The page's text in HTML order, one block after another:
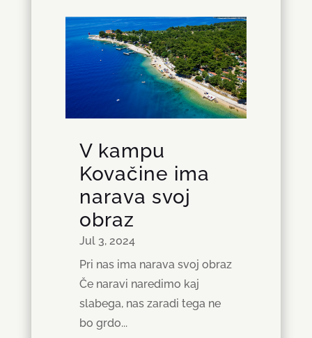
V kampu
Kovačine ima
narava svoj
obraz
Jul 3, 2024
Pri nas ima narava svoj obraz
Če naravi naredimo kaj
slabega, nas zaradi tega ne
bo grdo...